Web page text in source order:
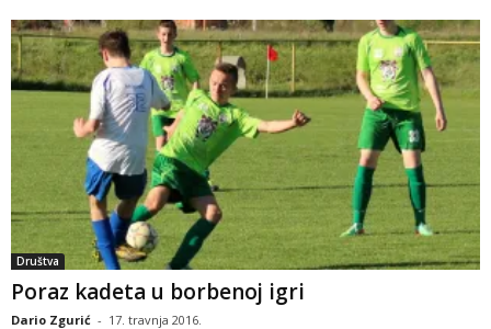
Društva
Poraz kadeta u borbenoj igri
Dario Zgurić - 17. travnja 2016.